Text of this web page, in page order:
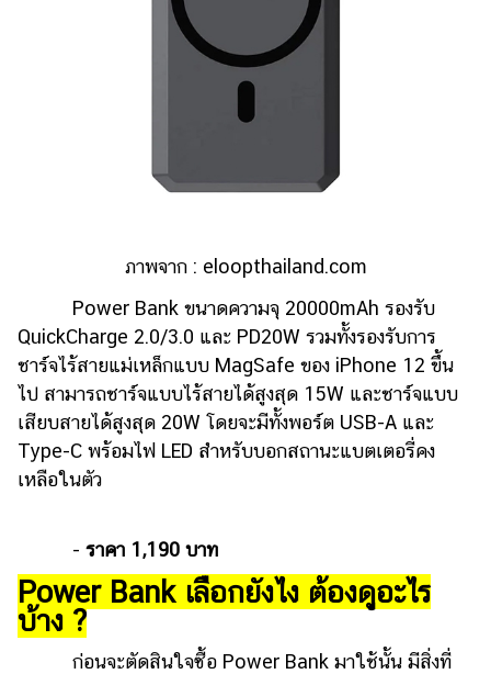
ภาพจาก : eloopthailand.com
Power Bank ขนาดความจุ 20000mAh รองรับ
QuickCharge 2.0/3.0 และ PD20W รวมทั้งรองรับการ
ชาร์จไร้สายแม่เหล็กแบบ MagSafe ของ iPhone 12 ขึ้น
ไป สามารถชาร์จแบบไร้สายได้สูงสุด 15W และชาร์จแบบ
เสียบสายได้สูงสุด 20W โดยจะมีทั้งพอร์ต USB-A และ
Type-C พร้อมไฟ LED สำหรับบอกสถานะแบตเตอรี่คง
เหลือในตัว
- ราคา 1,190 บาท
Power Bank เลือกยังไง ต้องดูอะไร
บ้าง ?
ก่อนจะตัดสินใจซื้อ Power Bank มาใช้นั้น มีสิ่งที่